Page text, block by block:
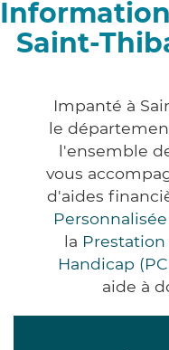
Saint-
Impanté à
le
l'ensemble
vous
d'aides
la
Handicap
aide à